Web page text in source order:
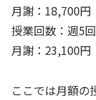
月謝：18,700円
授業回数：週5回
月謝：23,100円
ここでは月額の